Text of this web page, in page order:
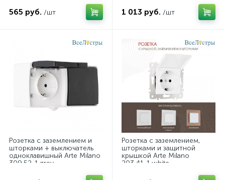
565 руб. /шт 1 013 руб. /шт
Розетка с заземлением и
шторками + выключатель
одноклавишный Arte Milano
309.52-1.grey
Розетка с заземлением,
шторками и защитной
крышкой Arte Milano
203.41-1.white